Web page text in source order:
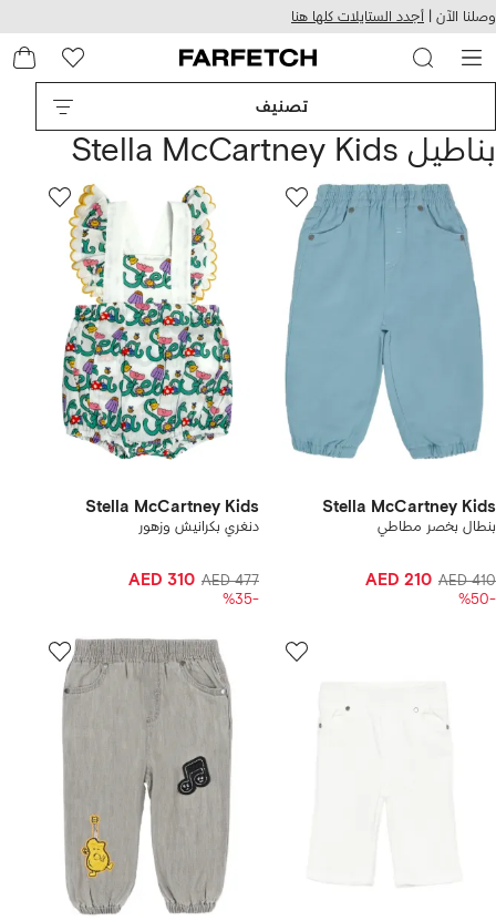
التخطي
للمحتوى
الرئيسي
وصلنا الآن | أجدد الستايلات كلها هنا
تصنيف
بناطيل Stella McCartney Kids
Stella McCartney Kids
بنطال بخصر مطاطي
AED 410
AED 210
-%50
Stella McCartney Kids
دنغري بكرانيش وزهور
AED 477
AED 310
-%35